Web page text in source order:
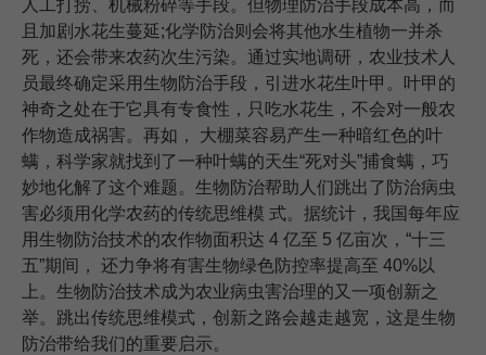
人工打捞、机械粉碎等手段。但物理防治手段成本高，而
且加剧水花生蔓延;化学防治则会将其他水生植物一并杀
死，还会带来农药次生污染。通过实地调研，农业技术人
员最终确定采用生物防治手段，引进水花生叶甲。叶甲的
神奇之处在于它具有专食性，只吃水花生，不会对一般农
作物造成祸害。再如， 大棚菜容易产生一种暗红色的叶
螨，科学家就找到了一种叶螨的天生“死对头”捕食螨，巧
妙地化解了这个难题。生物防治帮助人们跳出了防治病虫
害必须用化学农药的传统思维模 式。据统计，我国每年应
用生物防治技术的农作物面积达 4 亿至 5 亿亩次，“十三
五”期间， 还力争将有害生物绿色防控率提高至 40%以
上。生物防治技术成为农业病虫害治理的又一项创新之
举。跳出传统思维模式，创新之路会越走越宽，这是生物
防治带给我们的重要启示。